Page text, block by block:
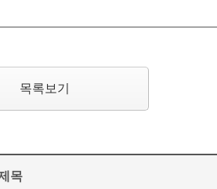
목록보기
목